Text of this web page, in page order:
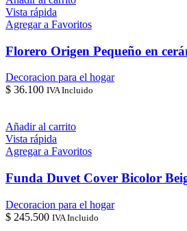
Vista rápida
Agregar a Favoritos
Florero Origen Pequeño en
Decoracion para el hogar
$ 36.100 IVA Incluido
Añadir al carrito
Vista rápida
Agregar a Favoritos
Funda Duvet Cover Bicolor
Decoracion para el hogar
$ 245.500 IVA Incluido